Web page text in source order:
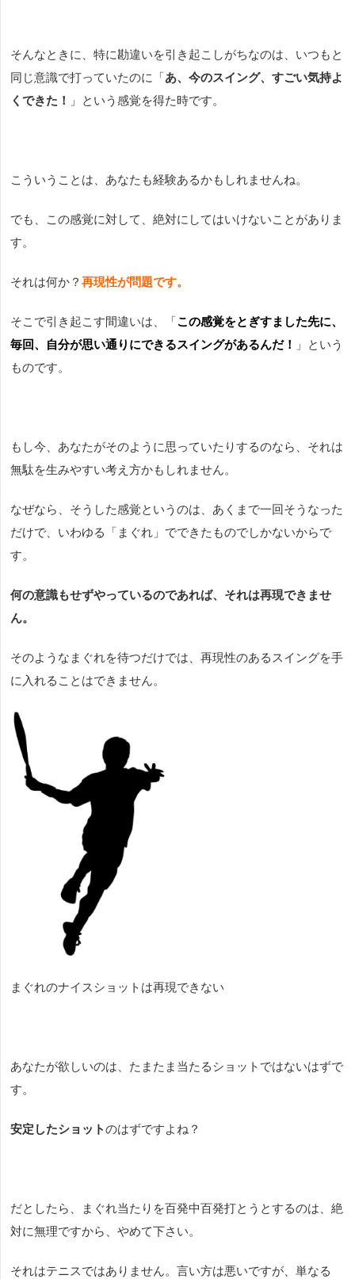
そんなときに、特に勘違いを引き起こしがちなのは、いつもと
同じ意識で打っていたのに「あ、今のスイング、すごい気持よ
くできた！
」という感覚を得た時です。
こういうことは、あなたも経験あるかもしれませんね。
でも、この感覚に対して、絶対にしてはいけないことがありま
す。
それは何か？ 再現性が問題です。
そこで引き起こす間違いは、「この感覚をとぎすました先に、
毎回、自分が思い通りにできるスイングがあるんだ！
」という
ものです。
もし今、あなたがそのように思っていたりするのなら、それは
無駄を生みやすい考え方かもしれません。
なぜなら、そうした感覚というのは、あくまで一回そうなった
だけで、いわゆる「まぐれ」でできたものでしかないからで
す。
何の意識もせずやっているのであれば、それは再現できませ
ん。
そのようなまぐれを待つだけでは、再現性のあるスイングを手
に入れることはできません。
まぐれのナイスショットは再現できない
あなたが欲しいのは、たまたま当たるショットではないはずで
す。
安定したショットのはずですよね？
だとしたら、まぐれ当たりを百発中百発打とうとするのは、絶
対に無理ですから、やめて下さい。
それはテニスではありません。言い方は悪いですが、単なる